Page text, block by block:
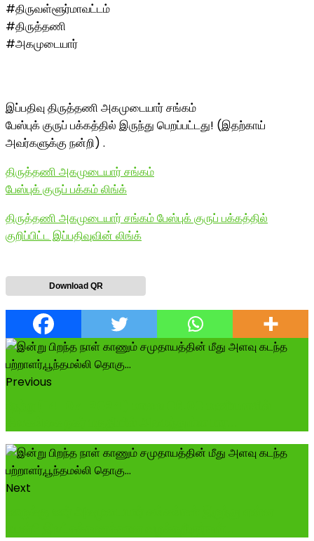
#திருவள்ளூர்மாவட்டம்
#திருத்தணி
#அகமுடையார்
இப்பதிவு திருத்தணி அகமுடையார் சங்கம்
பேஸ்புக் குருப் பக்கத்தில் இருந்து பெறப்பட்டது! (இதற்காய்
அவர்களுக்கு நன்றி) .
திருத்தணி அகமுடையார் சங்கம்
பேஸ்புக் குருப் பக்கம் லிங்க்
திருத்தணி அகமுடையார் சங்கம் பேஸ்புக் குருப் பக்கத்தில்
குறிப்பிட்ட இப்பதிவுவின் லிங்க்
Download QR
Previous
Next